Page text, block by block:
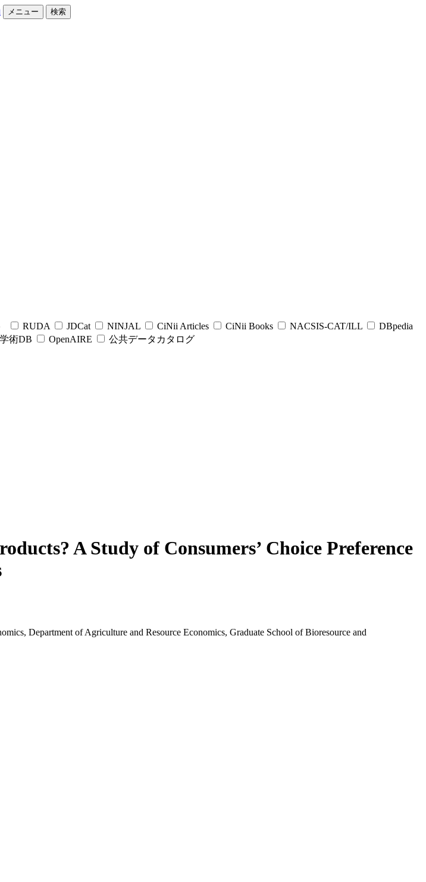
メニュー 検索
RUDA JDCat NINJAL CiNii Articles CiNii Books NACSIS-CAT/ILL
DBpedia
術DB OpenAIRE 公共データカタログ
A Study of Consumers’ Choice Preference
Department of Agriculture and Resource Economics, Graduate School of Bioresource and